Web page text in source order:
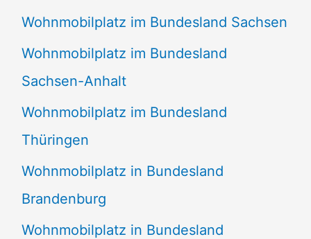
Wohnmobilplatz im Bundesland Sachsen
Wohnmobilplatz im Bundesland
Sachsen-Anhalt
Wohnmobilplatz im Bundesland
Thüringen
Wohnmobilplatz in Bundesland
Brandenburg
Wohnmobilplatz in Bundesland